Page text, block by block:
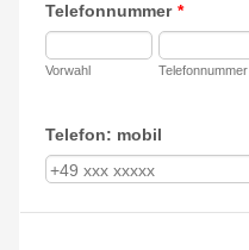
Telefonnummer *
Vorwahl Telefonnummer
Telefon: mobil